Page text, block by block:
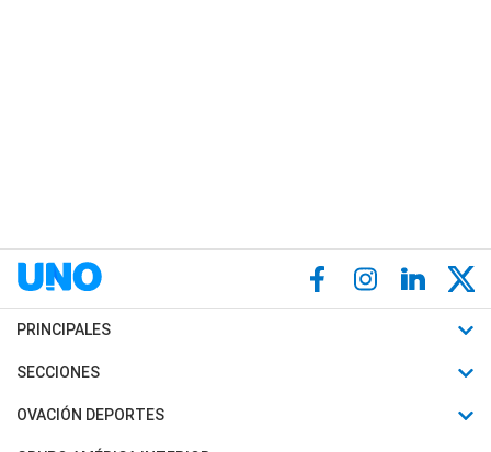
PRINCIPALES
Últimas Noticias
Política
SECCIONES
Horóscopo
OVACIÓN DEPORTES